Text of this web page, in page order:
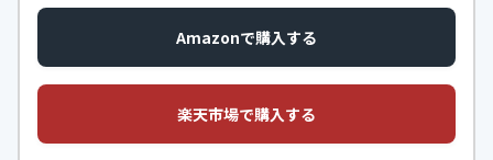
Amazonで購入する
楽天市場で購入する